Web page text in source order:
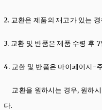
2. 교환은 제품의 재고가 있는
3. 교환 및 반품은 제품 수령 후
4. 교환 및 반품은 마이페이지-
교환을 원하시는 경우, 원하
다.